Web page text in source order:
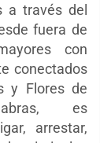
a través del
fuera de
con
conectados
y Flores de
es
arrestar,